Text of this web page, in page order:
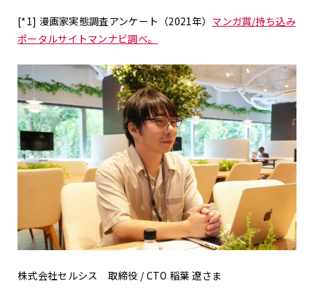
[*1] 漫画家実態調査アンケート（2021年） マンガ賞/持ち込み
ポータルサイトマンナビ調べ。
株式会社セルシス 取締役 / CTO 稲葉 遼さま